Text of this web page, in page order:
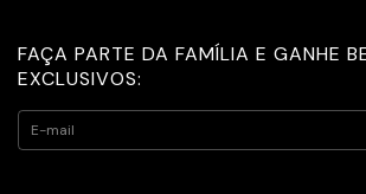
FAÇA PARTE DA FAMÍLIA E GANHE
EXCLUSIVOS: